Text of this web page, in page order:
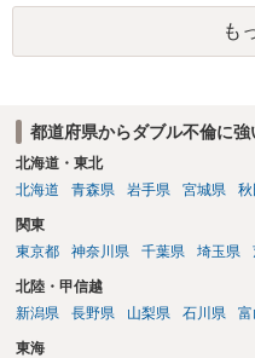
から連絡するので少々お待ちく
こともあります。 ２について
は、法的には別の議論ではあり
負担割合が高くなり、婚約破棄
能性もないわけではありません
ないので、既婚者同士の婚約が
際には、清算条項という定めを
を定めることによって、「これ
い」ことを双方が誓約すること
答ができるかと存じます。 弁護
で、お早めにご相談されること
も
都道府県からダブル不倫に
北海道・東北
北海道
青森県 岩手県 宮城県
関東
東京都
神奈川県 千葉県 埼玉県
北陸・甲信越
新潟県
長野県 山梨県 石川県
東海